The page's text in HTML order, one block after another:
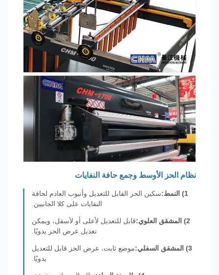
نظام الحز الأوسط وجمع حافة النفايات
سكين الحز القابل للتعديل وأنبوب العادم لحافة
النفايات على كلا الجانبين.
قابل للتعديل لأعلى أو لأسفل، ويمكن
تعديل عرض الحز يدويًا.
موضع ثابت، عرض الحز قابل للتعديل